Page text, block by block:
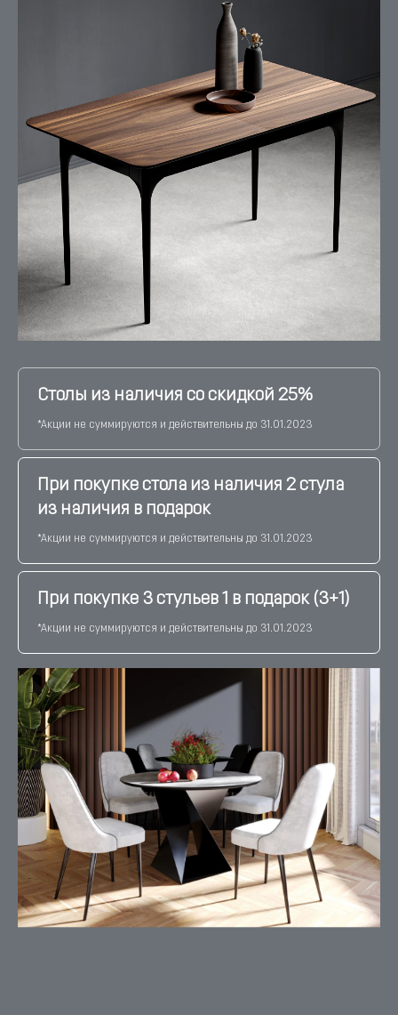
Столы из наличия со скидкой 25%
*Акции не суммируются и действительны до 31.01.2023
При покупке стола из наличия 2 стула
из наличия в подарок
*Акции не суммируются и действительны до 31.01.2023
При покупке 3 стульев 1 в подарок (3+1)
*Акции не суммируются и действительны до 31.01.2023